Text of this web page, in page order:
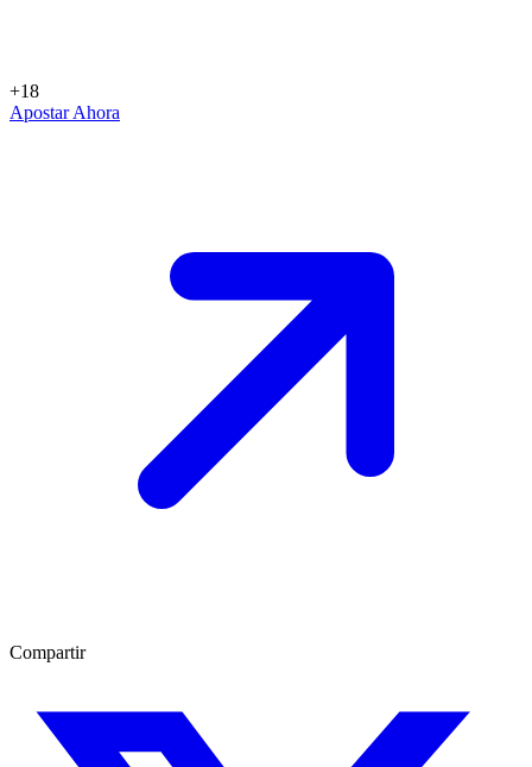
+18
Apostar Ahora
Compartir